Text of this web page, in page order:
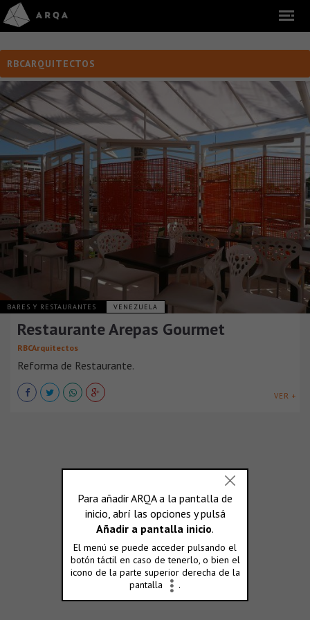
RBCARQUITECTOS
BARES Y RESTAURANTES VENEZUELA
Restaurante Arepas Gourmet
RBCArquitectos
Reforma de Restaurante.
VER +